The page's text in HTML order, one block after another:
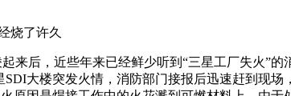
烧了许久
来后，近些年来已经鲜少听到“三星工厂失火”
大楼突发火情，消防部门接报后迅速赶到现